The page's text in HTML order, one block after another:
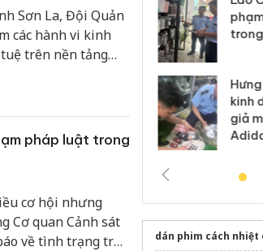
Sơn La, Đội Quản
các hành vi kinh
trên nền tảng
pháp luật trong
cơ hội nhưng
Cơ quan Cảnh sát
về tình trạng trốn
tìm bị hại trong vụ
án sản xuất, buôn
bán yến sào giả
bán bình sữa
Moyuum giả
kinh
giả
dán phim cách nhiệt